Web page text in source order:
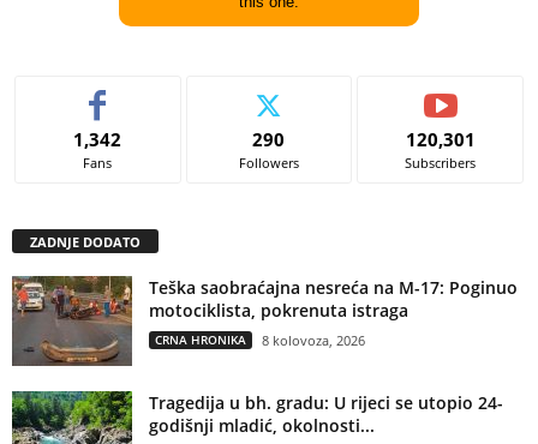
1,342
Fans
290
Followers
120,301
Subscribers
ZADNJE DODATO
Teška saobraćajna nesreća na M-17: Poginuo
motociklista, pokrenuta istraga
CRNA HRONIKA 8 kolovoza, 2026
Tragedija u bh. gradu: U rijeci se utopio 24-
godišnji mladić, okolnosti...